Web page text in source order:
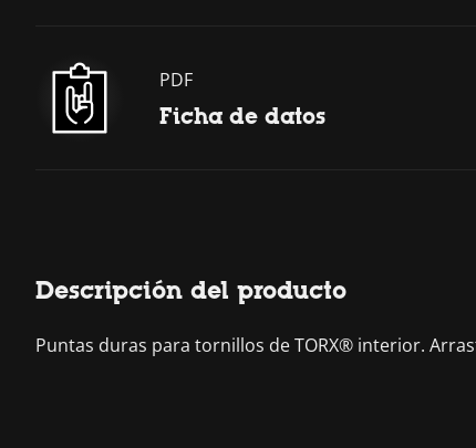
PDF
Ficha de datos
Descripción del producto
Puntas duras para tornillos de TORX® interior.